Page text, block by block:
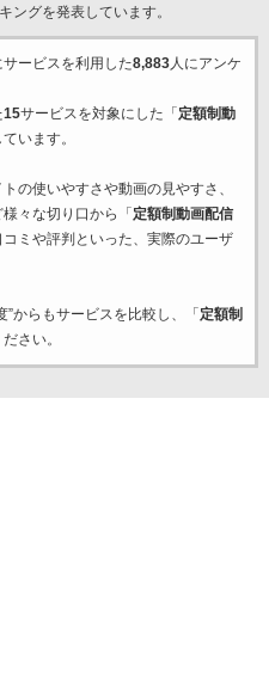
ングを発表しています。
ービスを利用した8,883人にアンケ
15サービスを対象にした「定額制動
います。
の使いやすさや動画の見やすさ、
々な切り口から「定額制動画配信
ミや評判といった、実際のユーザ
”からもサービスを比較し、「定額制
さい。